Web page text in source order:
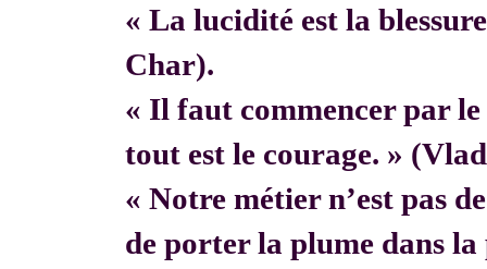
« La lucidité est la
Char).
« Il faut commencer par le
tout est le courage. »
« Notre métier n’est pas
de porter la plume dans